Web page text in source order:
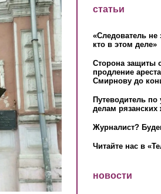
статьи
«Следователь не
кто в этом деле»
Сторона защиты
продление
Смирнову до
Путеводитель
делам рязанских
Журналист?
Читайте нас в
новости